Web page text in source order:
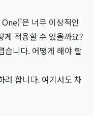
은 너무 이상적인
게 적용할 수 있을까요?
습니다. 어떻게 해야 할
려 합니다. 여기서도 차